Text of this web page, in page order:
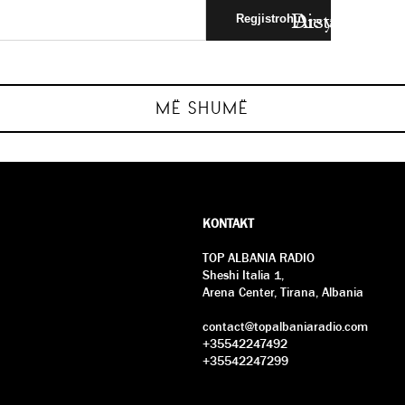
MË SHUMË
Arsyet e
Dieta e
KONTAKT
TOP ALBANIA RADIO
Sheshi Italia 1,
Arena Center, Tirana, Albania
contact@topalbaniaradio.com
+35542247492
+35542247299